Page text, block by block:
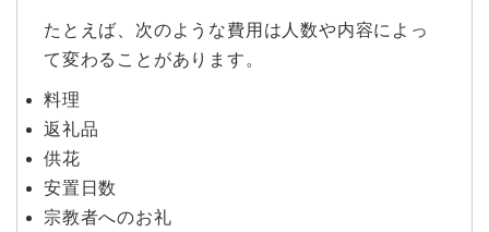
たとえば、次のような費用は人数や内容によっ
て変わることがあります。
料理
返礼品
供花
安置日数
宗教者へのお礼